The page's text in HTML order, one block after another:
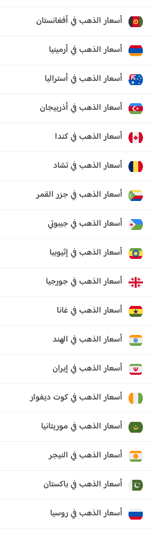
أسعار الذهب في أفغانستان
أسعار الذهب في أرمينيا
أسعار الذهب في أستراليا
أسعار الذهب في أذربيجان
أسعار الذهب في كندا
أسعار الذهب في تشاد
أسعار الذهب في جزر القمر
أسعار الذهب في جيبوتي
أسعار الذهب في إثيوبيا
أسعار الذهب في جورجيا
أسعار الذهب في غانا
أسعار الذهب في الهند
أسعار الذهب في إيران
أسعار الذهب في كوت ديفوار
أسعار الذهب في موريتانيا
أسعار الذهب في النيجر
أسعار الذهب في باكستان
أسعار الذهب في روسيا